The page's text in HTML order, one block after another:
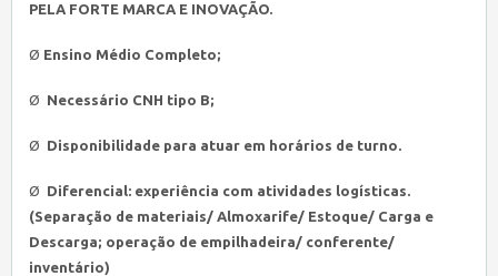
PELA FORTE MARCA E INOVAÇÃO.
Ø Ensino Médio Completo;
Ø Necessário CNH tipo B;
Ø Disponibilidade para atuar em horários de turno.
Ø Diferencial: experiência com atividades logísticas.
(Separação de materiais/ Almoxarife/ Estoque/ Carga e
Descarga; operação de empilhadeira/ conferente/
inventário)